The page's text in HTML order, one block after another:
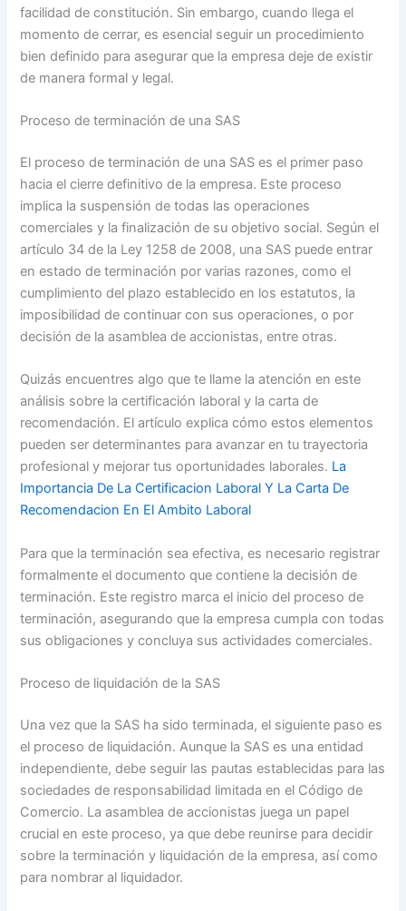
facilidad de constitución. Sin embargo, cuando llega el
momento de cerrar, es esencial seguir un procedimiento
bien definido para asegurar que la empresa deje de existir
de manera formal y legal.
Proceso de terminación de una SAS
El proceso de terminación de una SAS es el primer paso
hacia el cierre definitivo de la empresa. Este proceso
implica la suspensión de todas las operaciones
comerciales y la finalización de su objetivo social. Según el
artículo 34 de la Ley 1258 de 2008, una SAS puede entrar
en estado de terminación por varias razones, como el
cumplimiento del plazo establecido en los estatutos, la
imposibilidad de continuar con sus operaciones, o por
decisión de la asamblea de accionistas, entre otras.
Quizás encuentres algo que te llame la atención en este
análisis sobre la certificación laboral y la carta de
recomendación. El artículo explica cómo estos elementos
pueden ser determinantes para avanzar en tu trayectoria
profesional y mejorar tus oportunidades laborales. La
Importancia De La Certificacion Laboral Y La Carta De
Recomendacion En El Ambito Laboral
Para que la terminación sea efectiva, es necesario registrar
formalmente el documento que contiene la decisión de
terminación. Este registro marca el inicio del proceso de
terminación, asegurando que la empresa cumpla con todas
sus obligaciones y concluya sus actividades comerciales.
Proceso de liquidación de la SAS
Una vez que la SAS ha sido terminada, el siguiente paso es
el proceso de liquidación. Aunque la SAS es una entidad
independiente, debe seguir las pautas establecidas para las
sociedades de responsabilidad limitada en el Código de
Comercio. La asamblea de accionistas juega un papel
crucial en este proceso, ya que debe reunirse para decidir
sobre la terminación y liquidación de la empresa, así como
para nombrar al liquidador.